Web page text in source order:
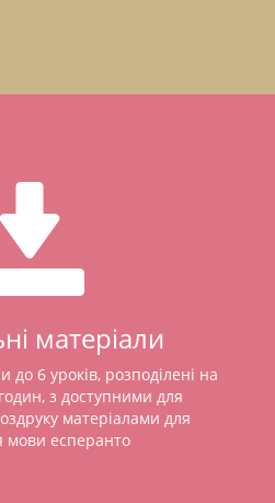
матеріали
до 6 уроків, розподілені на
з доступними для
матеріалами для
мови есперанто